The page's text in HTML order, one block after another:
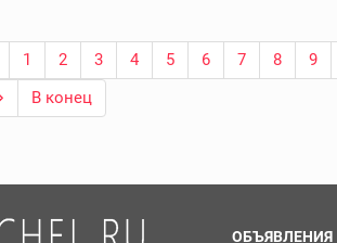
1 2 3 4 5 6 7 8 9
В конец
ОБЪЯВЛЕНИЯ